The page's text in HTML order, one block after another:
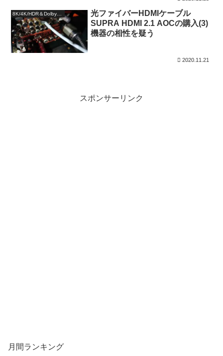
光ファイバーHDMIケーブル
SUPRA HDMI 2.1 AOCの購入(3)
機器の相性を疑う
2020.11.21
スポンサーリンク
月間ランキング